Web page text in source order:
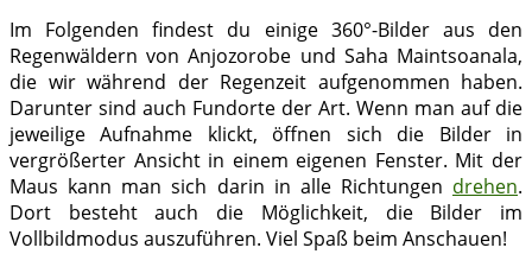
Im Folgenden findest du einige 360°-Bilder aus den
Regenwäldern von Anjozorobe und Saha Maintsoanala,
die wir während der Regenzeit aufgenommen haben.
Darunter sind auch Fundorte der Art. Wenn man auf die
jeweilige Aufnahme klickt, öffnen sich die Bilder in
vergrößerter Ansicht in einem eigenen Fenster. Mit der
Maus kann man sich darin in alle Richtungen drehen.
Dort besteht auch die Möglichkeit, die Bilder im
Vollbildmodus auszuführen. Viel Spaß beim Anschauen!